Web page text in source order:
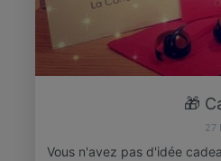
🎁
27
Vous n'avez pas d'idée